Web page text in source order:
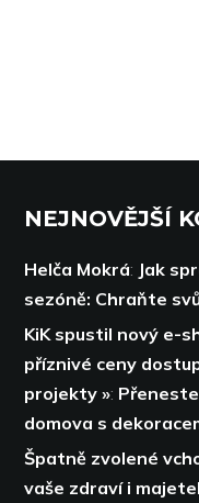
NEJNOVĚJŠÍ
Helča Mokrá: Jak
sezóně: Chraňte
KiK spustil nový e-
příznivé ceny
projekty »:
domova s
Špatně zvolené
vaše zdraví i